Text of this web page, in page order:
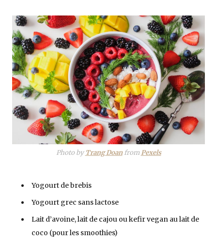
Photo by Trang DoanfromPexels
Yogourt de brebis
Yogourt grec sans lactose
Lait d’avoine, lait de cajou ou kefir vegan au lait de
coco (pour les smoothies)